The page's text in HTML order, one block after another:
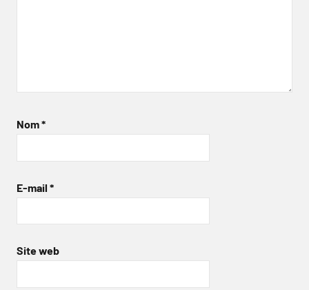
Nom*
E-mail *
Site web